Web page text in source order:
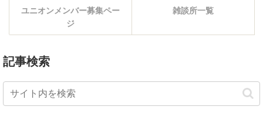
ユニオンメンバー募集ペー
ジ
雑談所一覧
記事検索